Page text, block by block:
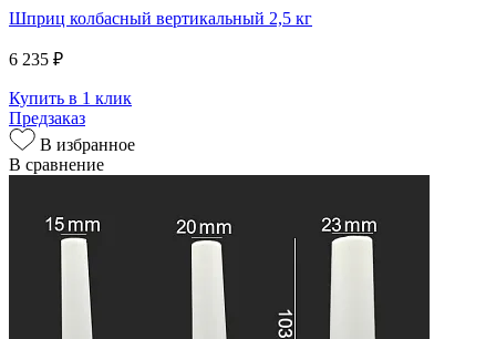
Шприц колбасный вертикальный 2,5 кг
6 235 ₽
Купить в 1 клик
Предзаказ
В избранное
В сравнение